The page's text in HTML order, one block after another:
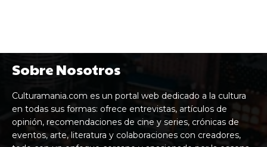
Sobre Nosotros
Culturamania.com es un portal web dedicado a la cultura
en todas sus formas: ofrece entrevistas, artículos de
opinión, recomendaciones de cine y series, crónicas de
eventos, arte, literatura y colaboraciones con creadores,